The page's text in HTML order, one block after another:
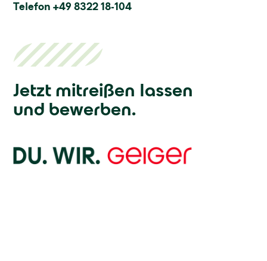
Telefon +49 8322 18-104
Jetzt mitreißen lassen
und bewerben.